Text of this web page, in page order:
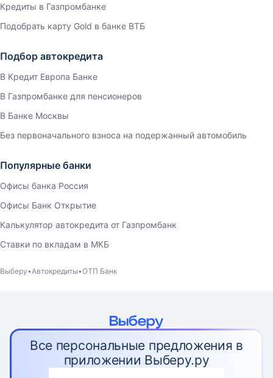
Кредиты в Газпромбанке
Подобрать карту Gold в банке ВТБ
Подбор автокредита
В Кредит Европа Банке
В Газпромбанке для пенсионеров
В Банке Москвы
Без первоначального взноса на подержанный автомобиль
Популярные банки
Офисы банка Россия
Офисы Банк Открытие
Калькулятор автокредита от Газпромбанк
Ставки по вкладам в МКБ
Выберу Автокредиты ОТП Банк
Все персональные предложения в
приложении Выберу.ру